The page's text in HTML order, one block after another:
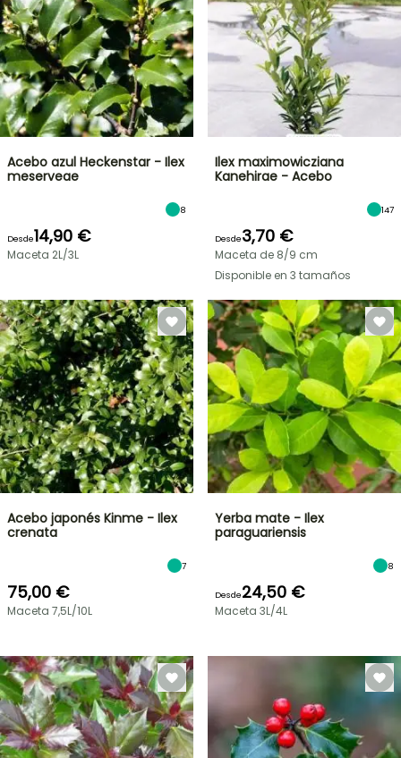
Acebo azul Heckenstar - Ilex
meserveae
8
Desde14,90 €
Maceta 2L/3L
Ilex maximowicziana
Kanehirae - Acebo
147
Desde3,70 €
Maceta de 8/9 cm
Disponible en 3 tamaños
Acebo japonés Kinme - Ilex
crenata
7
75,00 €
Maceta 7,5L/10L
Yerba mate - Ilex
paraguariensis
8
Desde24,50 €
Maceta 3L/4L